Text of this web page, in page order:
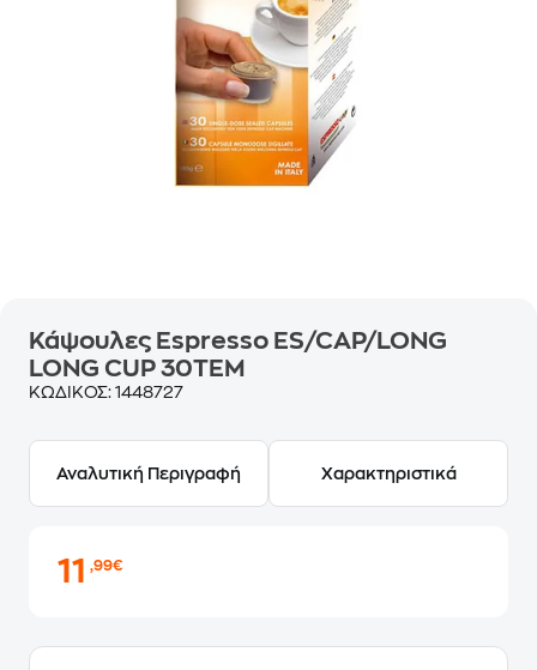
Κάψουλες Espresso ES/CAP/LONG
LONG CUP 30TEM
ΚΩΔΙΚΟΣ: 1448727
Αναλυτική Περιγραφή Χαρακτηριστικά
11,99€